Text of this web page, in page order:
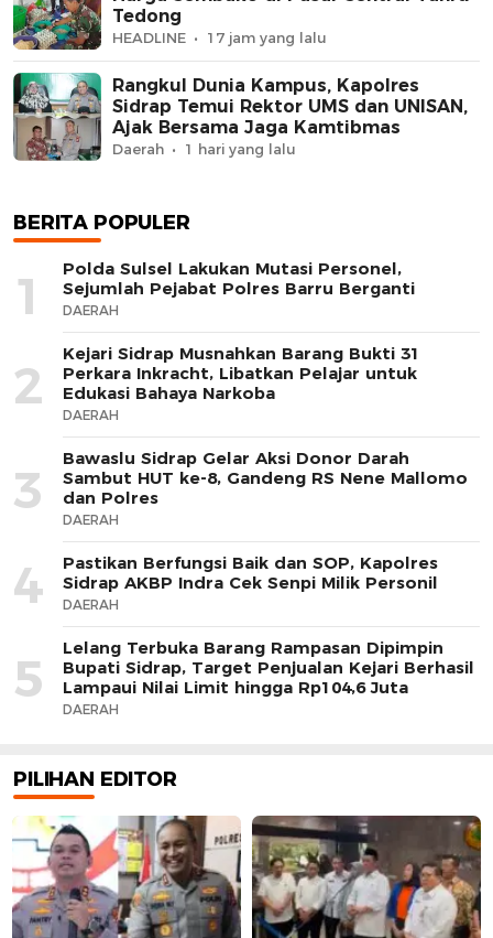
Tedong
HEADLINE 17 jam yang lalu
Rangkul Dunia Kampus, Kapolres
Sidrap Temui Rektor UMS dan UNISAN,
Ajak Bersama Jaga Kamtibmas
Daerah 1 hari yang lalu
BERITA POPULER
1
Polda Sulsel Lakukan Mutasi Personel,
Sejumlah Pejabat Polres Barru Berganti
DAERAH
2
Kejari Sidrap Musnahkan Barang Bukti 31
Perkara Inkracht, Libatkan Pelajar untuk
Edukasi Bahaya Narkoba
DAERAH
3
Bawaslu Sidrap Gelar Aksi Donor Darah
Sambut HUT ke-8, Gandeng RS Nene Mallomo
dan Polres
DAERAH
4
Pastikan Berfungsi Baik dan SOP, Kapolres
Sidrap AKBP Indra Cek Senpi Milik Personil
DAERAH
5
Lelang Terbuka Barang Rampasan Dipimpin
Bupati Sidrap, Target Penjualan Kejari Berhasil
Lampaui Nilai Limit hingga Rp104,6 Juta
DAERAH
PILIHAN EDITOR